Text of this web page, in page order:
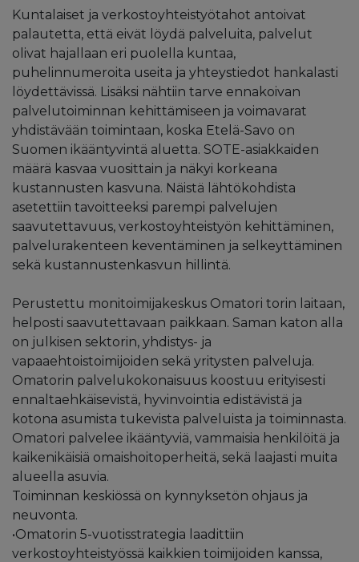
Kuntalaiset ja verkostoyhteistyötahot antoivat
palautetta, että eivät löydä palveluita, palvelut
olivat hajallaan eri puolella kuntaa,
puhelinnumeroita useita ja yhteystiedot hankalasti
löydettävissä. Lisäksi nähtiin tarve ennakoivan
palvelutoiminnan kehittämiseen ja voimavarat
yhdistävään toimintaan, koska Etelä-Savo on
Suomen ikääntyvintä aluetta. SOTE-asiakkaiden
määrä kasvaa vuosittain ja näkyi korkeana
kustannusten kasvuna. Näistä lähtökohdista
asetettiin tavoitteeksi parempi palvelujen
saavutettavuus, verkostoyhteistyön kehittäminen,
palvelurakenteen keventäminen ja selkeyttäminen
sekä kustannustenkasvun hillintä.
Perustettu monitoimijakeskus Omatori torin laitaan,
helposti saavutettavaan paikkaan. Saman katon alla
on julkisen sektorin, yhdistys- ja
vapaaehtoistoimijoiden sekä yritysten palveluja.
Omatorin palvelukokonaisuus koostuu erityisesti
ennaltaehkäisevistä, hyvinvointia edistävistä ja
kotona asumista tukevista palveluista ja toiminnasta.
Omatori palvelee ikääntyviä, vammaisia henkilöitä ja
kaikenikäisiä omaishoitoperheitä, sekä laajasti muita
alueella asuvia.
Toiminnan keskiössä on kynnyksetön ohjaus ja
neuvonta.
•Omatorin 5-vuotisstrategia laadittiin
verkostoyhteistyössä kaikkien toimijoiden kanssa,